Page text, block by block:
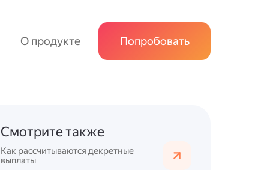
О продукте Попробовать
Смотрите также
Как рассчитываются декретные
выплаты